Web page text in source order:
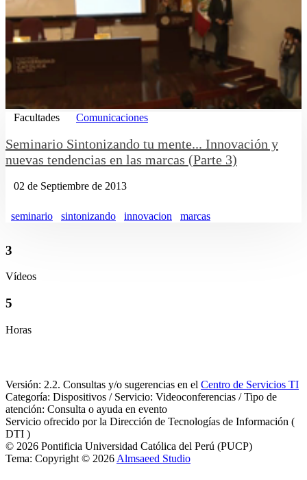
Facultades Comunicaciones
Seminario Sintonizando tu mente... Innovación y
nuevas tendencias en las marcas (Parte 3)
02 de Septiembre de 2013
seminario sintonizando innovacion marcas
3
Vídeos
5
Horas
Versión: 2.2. Consultas y/o sugerencias en el Centro de Servicios TI
Categoría: Dispositivos / Servicio: Videoconferencias / Tipo de
atención: Consulta o ayuda en evento
Servicio ofrecido por la Dirección de Tecnologías de Información (
DTI )
© 2026 Pontificia Universidad Católica del Perú (PUCP)
Tema: Copyright © 2026 Almsaeed Studio